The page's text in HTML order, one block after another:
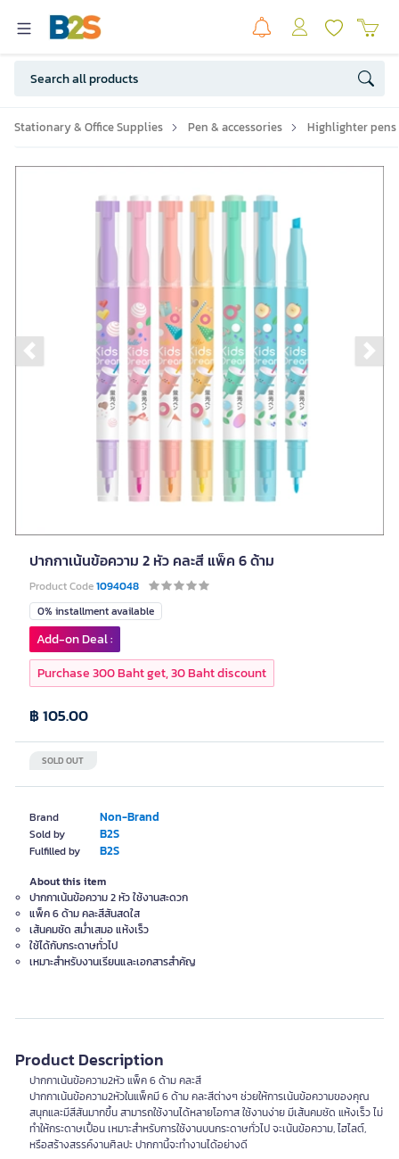
Stationary & Office Supplies Pen & accessories Highlighter pens
Previous slide
ปากกาเน้นข้อความ 2 หัว คละสี แพ็ค 6 ด้าม
Product Code1094048
Brand Non-Brand
Sold by B2S
Fulfilled by B2S
0% installment available
SOLD OUT
฿ 105.00
Add-on Deal :
Purchase 300 Baht get, 30 Baht discount
About this item
ปากกาเน้นข้อความ 2 หัว ใช้งานสะดวก
แพ็ค 6 ด้าม คละสีสันสดใส
เส้นคมชัด สม่ำเสมอ แห้งเร็ว
ใช้ได้กับกระดาษทั่วไป
เหมาะสำหรับงานเรียนและเอกสารสำคัญ
Product Description
ปากกาเน้นข้อความ2หัว แพ็ค 6 ด้าม คละสี
ปากกาเน้นข้อความ2หัวในแพ็คมี 6 ด้าม คละสีต่างๆ ช่วยให้การเน้นข้อความของคุณ
สนุกและมีสีสันมากขึ้น สามารถใช้งานได้หลายโอกาส ใช้งานง่าย มีเส้นคมชัด แห้งเร็ว ไม่
ทำให้กระดาษเปื้อน เหมาะสำหรับการใช้งานบนกระดาษทั่วไป จะเน้นข้อความ, ไฮไลต์,
หรือสร้างสรรค์งานศิลปะ ปากกานี้จะทำงานได้อย่างดี